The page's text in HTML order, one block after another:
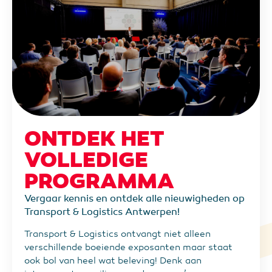
Industrial Build het geschikte platform om uw
producten, services of oplossingen voor de
industriële en logistieke vastgoed- en
bouwmarkt in de kijker te zetten. Trouwens,
transport, logistiek en logistiek vastgoed is de
ideale match voor de community.
Ontdek Logistic & Industrial Build
ONTDEK HET
VOLLEDIGE
PROGRAMMA
Vergaar kennis en ontdek alle nieuwigheden op
Transport & Logistics Antwerpen!
Transport & Logistics ontvangt niet alleen
verschillende boeiende exposanten maar staat
ook bol van heel wat beleving! Denk aan